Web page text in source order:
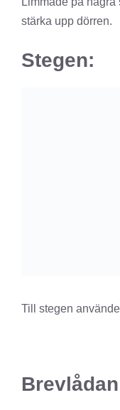
stärka upp dörren.
Stegen:
Till stegen